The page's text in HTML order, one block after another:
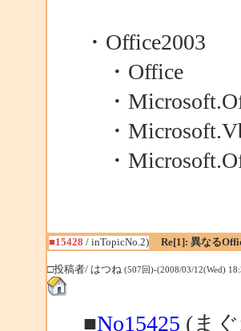
・Office2003
・Office
・
・
・
■15428 / inTopicNo.2) Re[1]: 異なる
□投稿者/ はつね (507回)-(2008/03/12(Wed)
■No15425 (ま